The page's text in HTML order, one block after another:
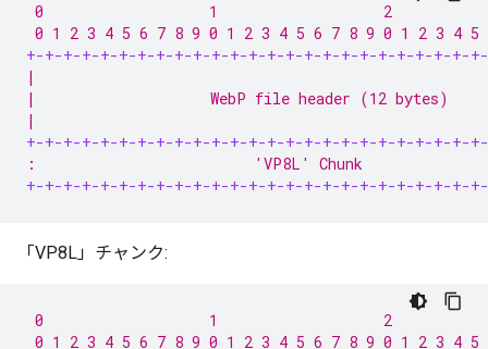
0                   1                   2
0 1 2 3 4 5 6 7 8 9 0 1 2 3 4 5 6 7 8 9 0 1 2 3 4 5
+-+-+-+-+-+-+-+-+-+-+-+-+-+-+-+-+-+-+-+-+-+-+-+-
|
|                    WebP file header (12 bytes)
|
+-+-+-+-+-+-+-+-+-+-+-+-+-+-+-+-+-+-+-+-+-+-+-+-
:                         'VP8L' Chunk
+-+-+-+-+-+-+-+-+-+-+-+-+-+-+-+-+-+-+-+-+-+-+-+-
「VP8L」チャンク:
0                   1                   2
0 1 2 3 4 5 6 7 8 9 0 1 2 3 4 5 6 7 8 9 0 1 2 3 4 5